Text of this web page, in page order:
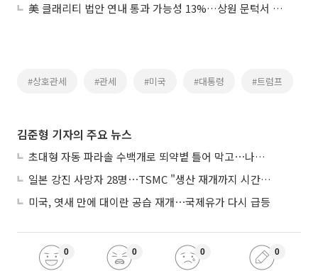
美 클래리티 법안 연내 통과 가능성 13%…상원 문턱서 제동
#상호관세 #관세 #미국 #대통령 #트럼프
김준형 기자의 주요 뉴스
초대형 자동 파라솔 수백개로 뙤약볕 틀어 막고⋯나라별 폭염 생존법
일본 강진 사망자 28명⋯TSMC "생산 재개까지 시간 필요해"
미국, 엿새 만에 대이란 공습 재개⋯국제유가 다시 급등
0 0 0 0